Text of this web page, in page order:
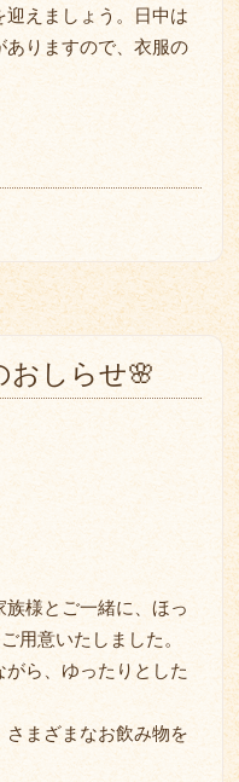
えましょう。日中は
りますので、衣服の
おしらせ🌸
様とご一緒に、ほっ
用意いたしました。
ら、ゆったりとした
まざまなお飲み物を